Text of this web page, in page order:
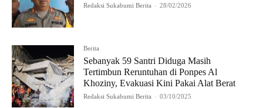
Redaksi Sukabumi Berita - 28/02/2026
Berita
Sebanyak 59 Santri Diduga Masih
Tertimbun Reruntuhan di Ponpes Al
Khoziny, Evakuasi Kini Pakai Alat Berat
Redaksi Sukabumi Berita - 03/10/2025